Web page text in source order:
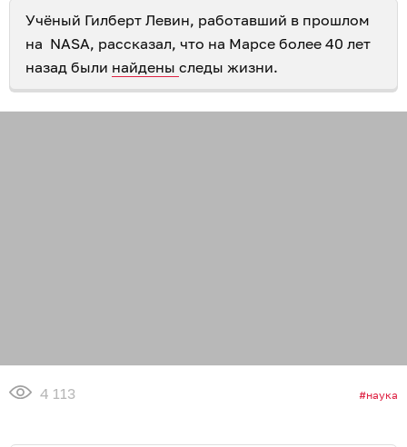
Учёный Гилберт Левин, работавший в прошлом
на NASA, рассказал, что на Марсе более 40 лет
назад были найдены следы жизни.
4 113 наука